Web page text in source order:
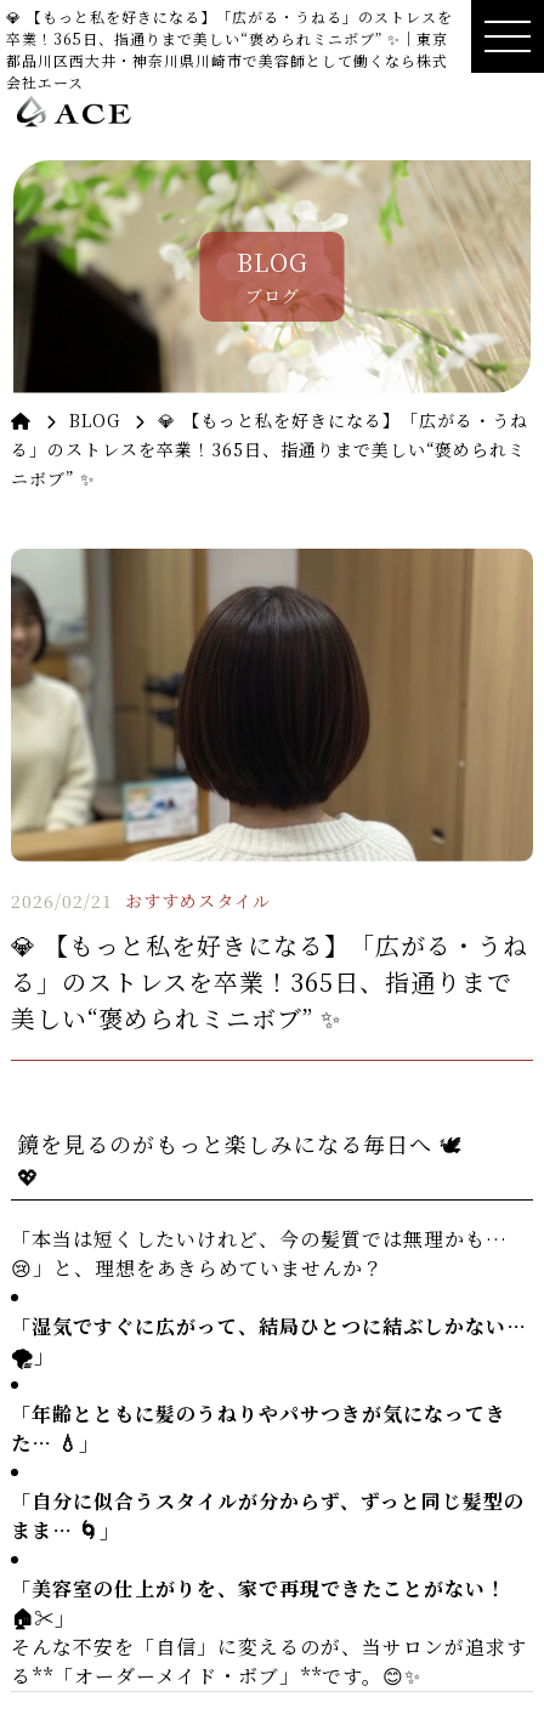
💎 【もっと私を好きになる】「広がる・うねる」のストレスを
卒業！365日、指通りまで美しい“褒められミニボブ” ✨｜東京
都品川区西大井・神奈川県川崎市で美容師として働くなら株式
会社エース
BLOG
ブログ
BLOG
💎 【もっと私を好きになる】「広がる・うね
る」のストレスを卒業！365日、指通りまで美しい“褒められミ
ニボブ” ✨
2026/02/21 おすすめスタイル
💎 【もっと私を好きになる】「広がる・うね
る」のストレスを卒業！365日、指通りまで
美しい“褒められミニボブ” ✨
鏡を見るのがもっと楽しみになる毎日へ 🕊️
💖
「本当は短くしたいけれど、今の髪質では無理かも…
😢」と、理想をあきらめていませんか？
「湿気ですぐに広がって、結局ひとつに結ぶしかない…
🌪️」
「年齢とともに髪のうねりやパサつきが気になってき
た… 💧」
「自分に似合うスタイルが分からず、ずっと同じ髪型の
まま… 🌀」
「美容室の仕上がりを、家で再現できたことがない！
🏠✂️」
そんな不安を「自信」に変えるのが、当サロンが追求す
る**「オーダーメイド・ボブ」**です。😊✨